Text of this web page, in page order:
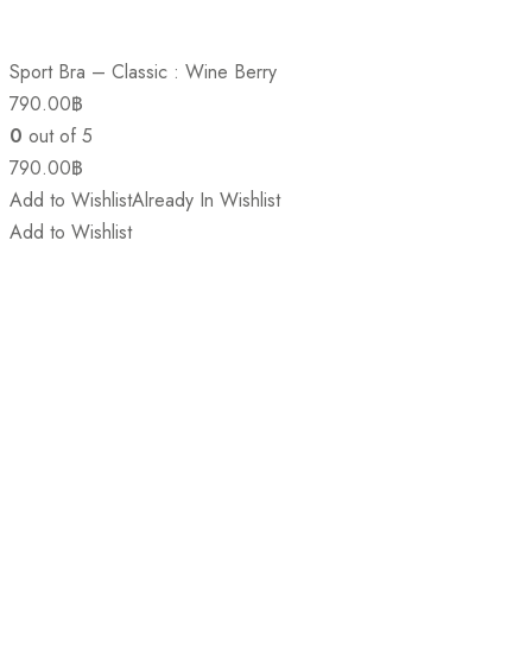
Sport Bra – Classic : Wine Berry
790.00฿
0 out of 5
790.00฿
Add to WishlistAlready In Wishlist
Add to Wishlist